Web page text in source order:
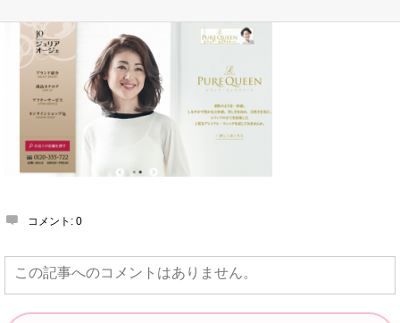
コメント: 0
この記事へのコメントはありません。